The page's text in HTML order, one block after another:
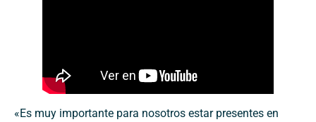
«Es muy importante para nosotros estar presentes en